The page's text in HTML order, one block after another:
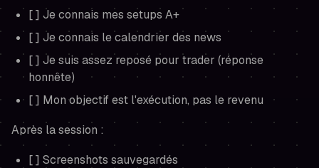
[ ] Je connais mes setups A+
[ ] Je connais le calendrier des news
[ ] Je suis assez reposé pour trader (réponse
honnête)
[ ] Mon objectif est l'exécution, pas le revenu
Après la session :
[ ] Screenshots sauvegardés